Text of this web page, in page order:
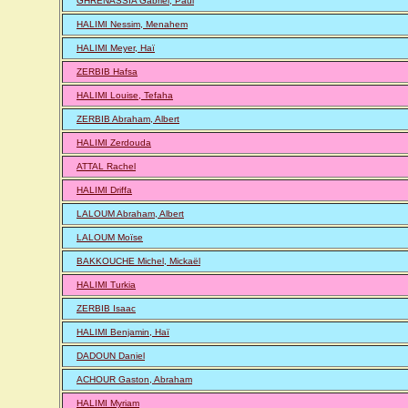
HALIMI Nessim, Menahem
HALIMI Meyer, Haï
ZERBIB Hafsa
HALIMI Louise, Tefaha
ZERBIB Abraham, Albert
HALIMI Zerdouda
ATTAL Rachel
HALIMI Driffa
LALOUM Abraham, Albert
LALOUM Moïse
BAKKOUCHE Michel, Mickaël
HALIMI Turkia
ZERBIB Isaac
HALIMI Benjamin, Haï
DADOUN Daniel
ACHOUR Gaston, Abraham
HALIMI Myriam